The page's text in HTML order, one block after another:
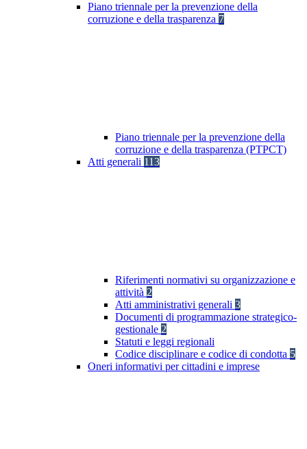
Piano triennale per la prevenzione della
corruzione e della trasparenza 7
Piano triennale per la prevenzione della
corruzione e della trasparenza (PTPCT)
Atti generali 113
Riferimenti normativi su organizzazione e
attività 2
Atti amministrativi generali 3
Documenti di programmazione strategico-
gestionale 2
Statuti e leggi regionali
Codice disciplinare e codice di condotta 5
Oneri informativi per cittadini e imprese